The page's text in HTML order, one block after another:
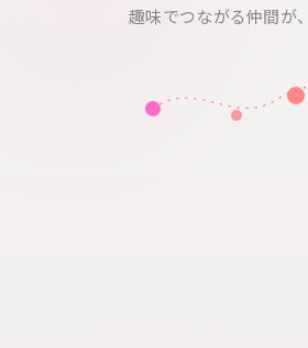
趣味でつながる仲間が